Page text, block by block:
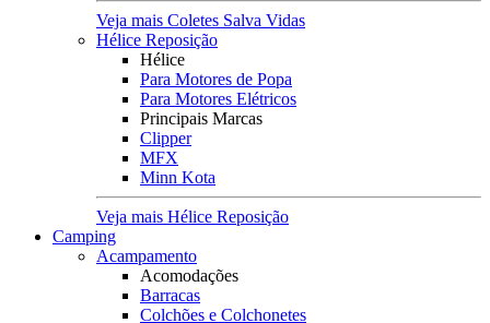
Veja mais Coletes Salva Vidas
Hélice Reposição
Hélice
Para Motores de Popa
Para Motores Elétricos
Principais Marcas
Clipper
MFX
Minn Kota
Veja mais Hélice Reposição
Camping
Acampamento
Acomodações
Barracas
Colchões e Colchonetes